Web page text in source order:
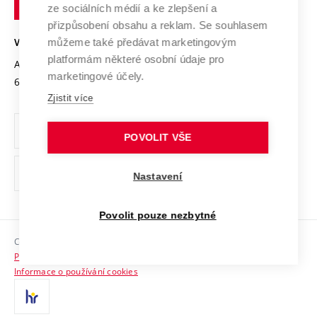
Open Science
Projekty
Projekty ze strukturálních fondů
Specifický výzkum
Mezinárodní dohody
Univerzitní sítě
Bezpečná univerzita
Vyznamenání
Organizační struktura
Ochrana osobních údajů
odkaz)
Sociální bezpečí
HR Award
Kontakty
VYSOKÉ UČENÍ TECHNICKÉ V BRNĚ
Antonínská 548/1
602 00 Brno
www.vut.cz
vut@vutbr.cz
Copyright © 2026 VUT
Prohlášení o přístupnosti
Informace o používání cookies
ze sociálních médií a ke zlepšení a
přizpůsobení obsahu a reklam. Se souhlasem
můžeme také předávat marketingovým
platformám některé osobní údaje pro
marketingové účely.
Zjistit více
POVOLIT VŠE
Nastavení
Povolit pouze nezbytné